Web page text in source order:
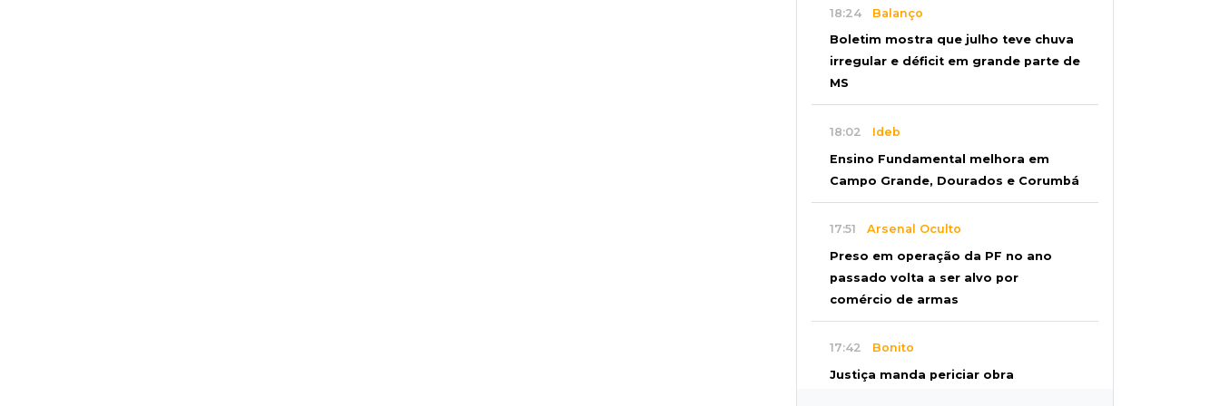
18:24 Balanço
Boletim mostra que julho teve chuva
irregular e déficit em grande parte de
MS
18:02 Ideb
Ensino Fundamental melhora em
Campo Grande, Dourados e Corumbá
17:51 Arsenal Oculto
Preso em operação da PF no ano
passado volta a ser alvo por
comércio de armas
17:42 Bonito
Justiça manda periciar obra